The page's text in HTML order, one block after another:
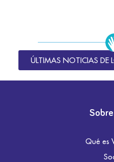
ÚLTIMAS NOTICIAS DE
Qué es